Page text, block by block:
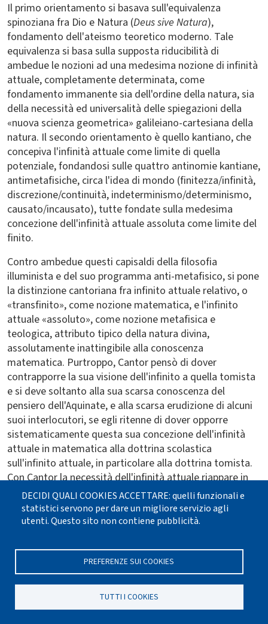
Il primo orientamento si basava sull'equivalenza
spinoziana fra Dio e Natura (Deus sive Natura),
fondamento dell'ateismo teoretico moderno. Tale
equivalenza si basa sulla supposta riducibilità di
ambedue le nozioni ad una medesima nozione di infinità
attuale, completamente determinata, come
fondamento immanente sia dell'ordine della natura, sia
della necessità ed universalità delle spiegazioni della
«nuova scienza geometrica» galileiano-cartesiana della
natura. Il secondo orientamento è quello kantiano, che
concepiva l'infinità attuale come limite di quella
potenziale, fondandosi sulle quattro antinomie kantiane,
antimetafisiche, circa l'idea di mondo (finitezza/infinità,
discrezione/continuità, indeterminismo/determinismo,
causato/incausato), tutte fondate sulla medesima
concezione dell'infinità attuale assoluta come limite del
finito.
Contro ambedue questi capisaldi della filosofia
illuminista e del suo programma anti-metafisico, si pone
la distinzione cantoriana fra infinito attuale relativo, o
«transfinito», come nozione matematica, e l'infinito
attuale «assoluto», come nozione metafisica e
teologica, attributo tipico della natura divina,
assolutamente inattingibile alla conoscenza
matematica. Purtroppo, Cantor pensò di dover
contrapporre la sua visione dell'infinito a quella tomista
e si deve soltanto alla sua scarsa conoscenza del
pensiero dell'Aquinate, e alla scarsa erudizione di alcuni
suoi interlocutori, se egli ritenne di dover opporre
sistematicamente questa sua concezione dell'infinità
attuale in matematica alla dottrina scolastica
sull'infinito attuale, in particolare alla dottrina tomista.
Con Cantor la necessità dell'infinità attuale riappare in
un senso che coniuga istanza "parmenidea" e istanza
"platonica". La necessità dell'esistenza dell'infinito
attuale viene a legarsi alla necessità della sua pensabilità
definizione rigorosa della nozione di limite nel calcolo
analitico ed alla definizione di Dedekind di «numero
reale» come limite di una successione di «razionali», non
appartenente alla successione stessa. Queste due
nozioni implicano infatti, perché la matematica fondata
DECIDI QUALI COOKIES ACCETTARE: quelli funzionali e
statistici servono per dare un migliore servizio agli
utenti. Questo sito non contiene pubblicità.
PREFERENZE SUI COOKIES
TUTTI I COOKIES